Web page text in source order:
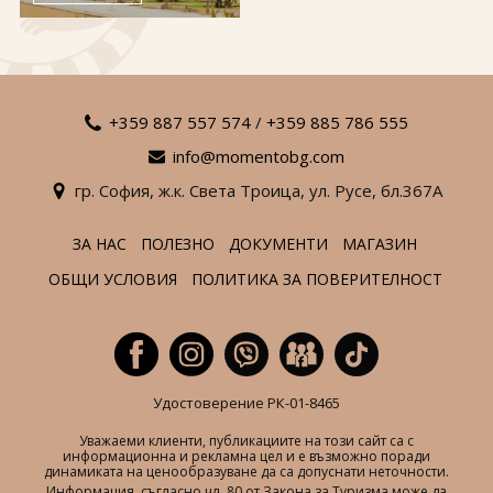
За нас
Общи условия
Политика за
ЗАПИТВАНЕ
+359 887 557 574 / +359 885 786 555
info@momentobg.com
гр. София, ж.к. Света Троица, ул. Русе, бл.367А
ЗА НАС ПОЛЕЗНО ДОКУМЕНТИ
МАГАЗИН
ОБЩИ УСЛОВИЯ
ПОЛИТИКА ЗА ПОВЕРИТЕЛНОСТ
Удостоверение РК-01-8465
Уважаеми клиенти, публикациите на този сайт са с
информационна и рекламна цел и е възможно поради
динамиката на ценообразуване да са допуснати неточности.